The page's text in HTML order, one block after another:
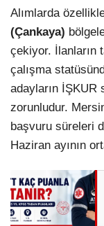
Alımlarda
(Çankaya)
çekiyor. İlanların
çalışma
adayların İŞKUR
zorunludur.
başvuru süreleri
Haziran ayının